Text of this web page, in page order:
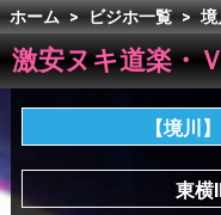
ホーム > ビジホ一覧 > 境
激安ヌキ道楽・
【境川
東横